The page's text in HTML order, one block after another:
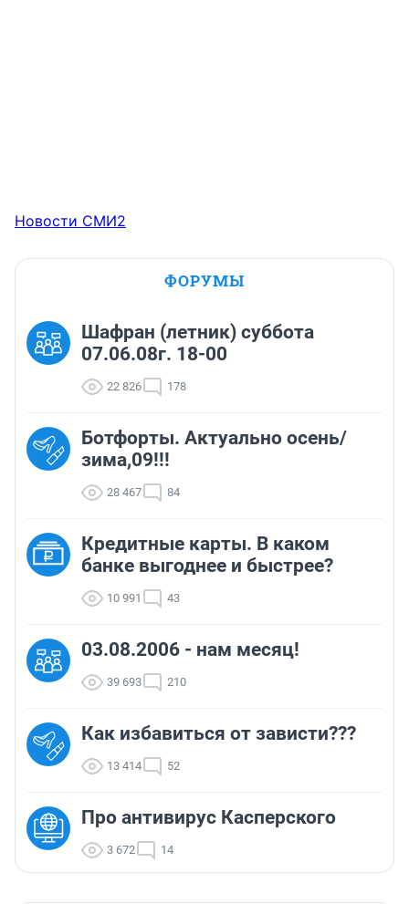
Новости СМИ2
ФОРУМЫ
Шафран (летник) суббота
07.06.08г. 18-00
22 826 178
Ботфорты. Актуально осень/
зима,09!!!
28 467 84
Кредитные карты. В каком
банке выгоднее и быстрее?
10 991 43
03.08.2006 - нам месяц!
39 693 210
Как избавиться от зависти???
13 414 52
Про антивирус Касперского
3 672 14